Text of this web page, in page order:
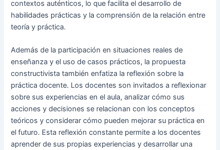
contextos auténticos, lo que facilita el desarrollo de
habilidades prácticas y la comprensión de la relación entre
teoría y práctica.
Además de la participación en situaciones reales de
enseñanza y el uso de casos prácticos, la propuesta
constructivista también enfatiza la reflexión sobre la
práctica docente. Los docentes son invitados a reflexionar
sobre sus experiencias en el aula, analizar cómo sus
acciones y decisiones se relacionan con los conceptos
teóricos y considerar cómo pueden mejorar su práctica en
el futuro. Esta reflexión constante permite a los docentes
aprender de sus propias experiencias y desarrollar una